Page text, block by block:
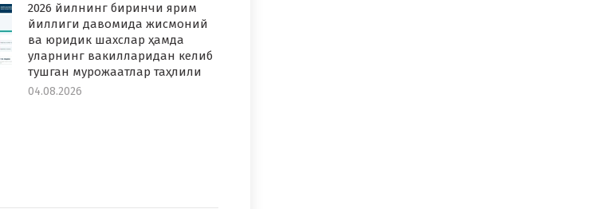
2026 йилнинг биринчи ярим
йиллиги давомида жисмоний
ва юридик шахслар ҳамда
уларнинг вакилларидан келиб
тушган мурожаатлар таҳлили
04.08.2026